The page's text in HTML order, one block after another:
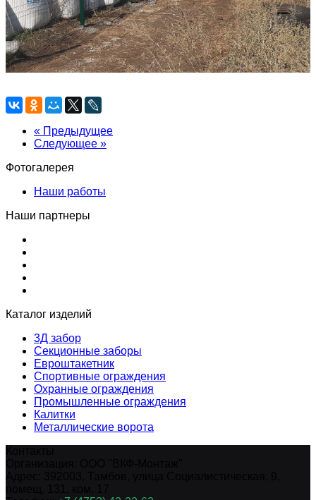
« Предыдущее
Следующее »
Фотогалерея
Наши работы
Наши партнеры
Каталог изделий
3Д забор
Секционные заборы
Евроштакетник
Спортивные ограждения
Охранные ограждения
Промышленные ограждения
Калитки
Металлические ворота